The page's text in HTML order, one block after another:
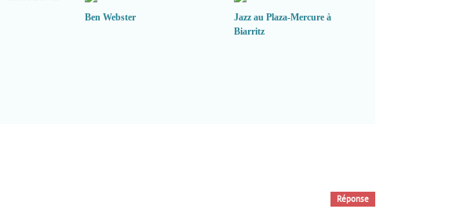
Ben Webster
Jazz au Plaza-Mercure à
Biarritz
Réponse